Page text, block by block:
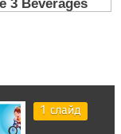
1 слайд